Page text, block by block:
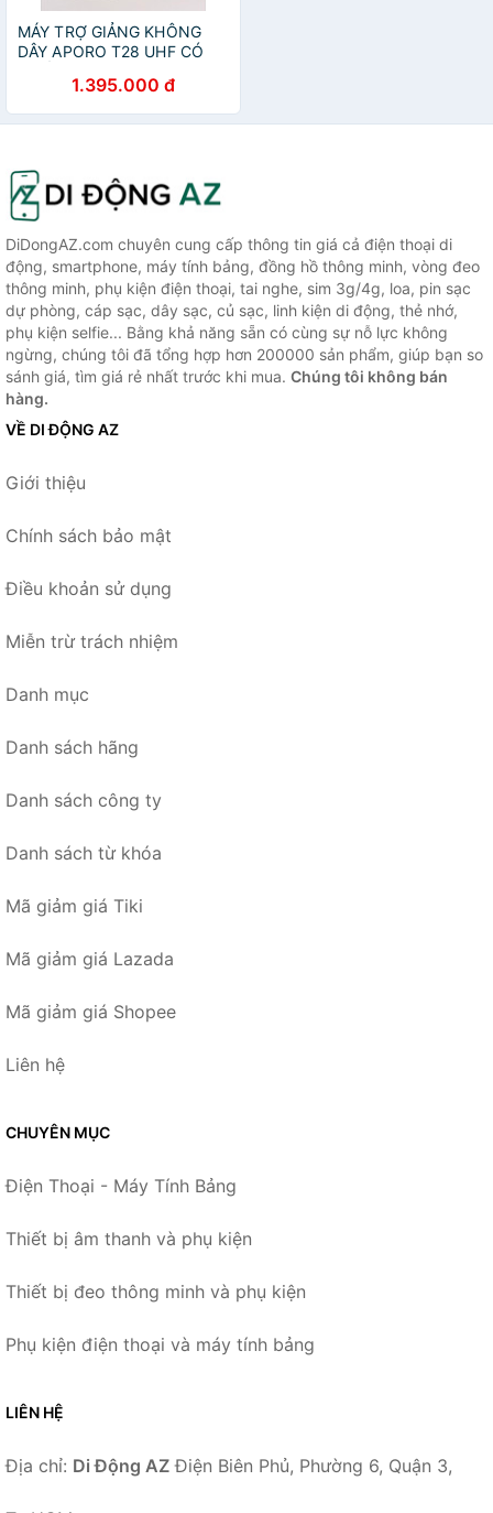
MÁY TRỢ GIẢNG KHÔNG
DÂY APORO T28 UHF CÓ
SUẤT LỚN HÀNG CHÍNH
HÃNG
1.395.000 đ
DiDongAZ.com chuyên cung cấp thông tin giá cả điện thoại di
động, smartphone, máy tính bảng, đồng hồ thông minh, vòng đeo
thông minh, phụ kiện điện thoại, tai nghe, sim 3g/4g, loa, pin sạc
dự phòng, cáp sạc, dây sạc, củ sạc, linh kiện di động, thẻ nhớ,
phụ kiện selfie... Bằng khả năng sẵn có cùng sự nỗ lực không
ngừng, chúng tôi đã tổng hợp hơn 200000 sản phẩm, giúp bạn so
sánh giá, tìm giá rẻ nhất trước khi mua. Chúng tôi không bán
hàng.
VỀ DI ĐỘNG AZ
Giới thiệu
Chính sách bảo mật
Điều khoản sử dụng
Miễn trừ trách nhiệm
Danh mục
Danh sách hãng
Danh sách công ty
Danh sách từ khóa
Mã giảm giá Tiki
Mã giảm giá Lazada
Mã giảm giá Shopee
Liên hệ
CHUYÊN MỤC
Điện Thoại - Máy Tính Bảng
Thiết bị âm thanh và phụ kiện
Thiết bị đeo thông minh và phụ kiện
Phụ kiện điện thoại và máy tính bảng
LIÊN HỆ
Địa chỉ: Di Động AZ Điện Biên Phủ, Phường 6, Quận 3,